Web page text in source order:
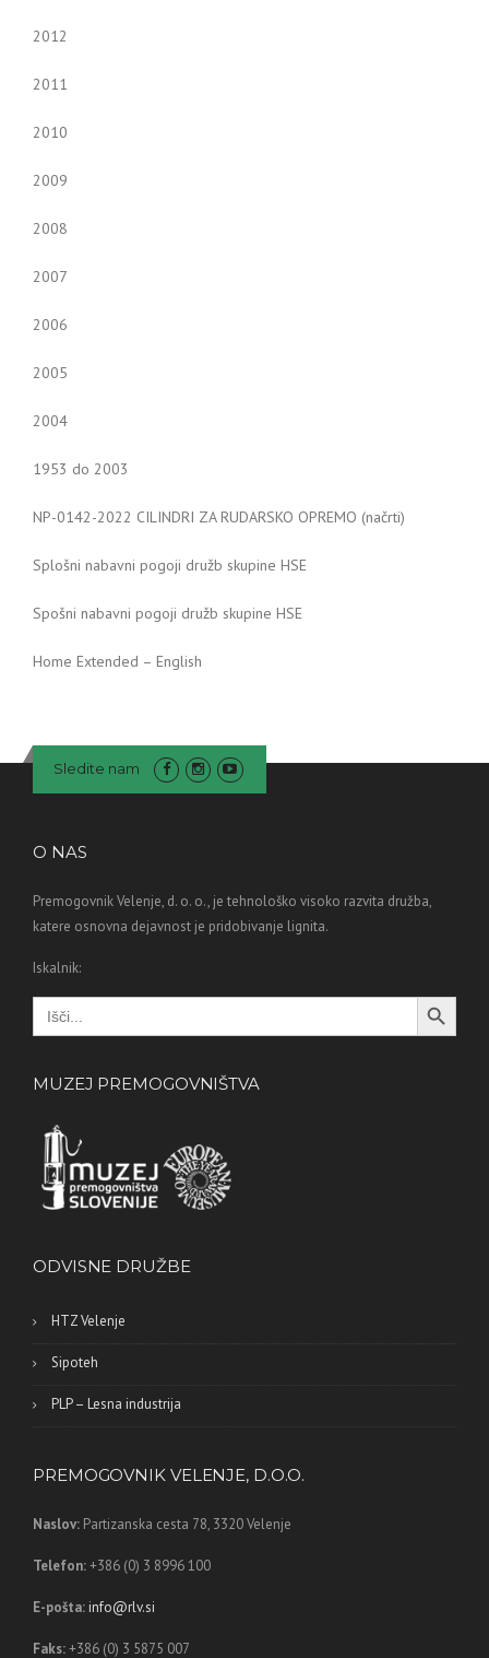
2012
2011
2010
2009
2008
2007
2006
2005
2004
1953 do 2003
NP-0142-2022 CILINDRI ZA RUDARSKO OPREMO (načrti)
Splošni nabavni pogoji družb skupine HSE
Spošni nabavni pogoji družb skupine HSE
Home Extended – English
Sledite nam
O NAS
Premogovnik Velenje, d. o. o., je tehnološko visoko razvita družba,
katere osnovna dejavnost je pridobivanje lignita.
Iskalnik:
Search
for:
Search Button
MUZEJ PREMOGOVNIŠTVA
ODVISNE DRUŽBE
HTZ Velenje
Sipoteh
PLP – Lesna industrija
PREMOGOVNIK VELENJE, D.O.O.
Naslov: Partizanska cesta 78, 3320 Velenje
Telefon:+386 (0) 3 8996 100
E-pošta: info@rlv.si
Faks:+386 (0) 3 5875 007